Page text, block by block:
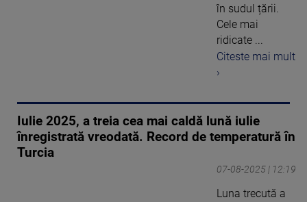
în sudul țării.
Cele mai
ridicate ...
Citeste mai mult
›
Iulie 2025, a treia cea mai caldă lună iulie
înregistrată vreodată. Record de temperatură în
Turcia
07-08-2025 | 12:19
Luna trecută a